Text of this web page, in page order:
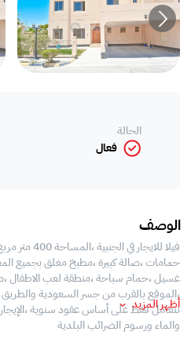
الحالة
فعال
الوصف
حمامات ،صالة كبيرة ،مطبخ مغلق بجميع
غسيل ،حمام سباحة ،منطقة لعب الاطفال
،الموقع بالقرب من جسر السعودية والطريق
والماء ورسوم الضرائب البلدية
أظهر المزيد